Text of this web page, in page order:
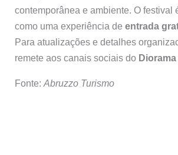
contemporânea e ambiente. O festival
como uma experiência de entrada
Para atualizações e detalhes
remete aos canais sociais do
Fonte: Abruzzo Turismo